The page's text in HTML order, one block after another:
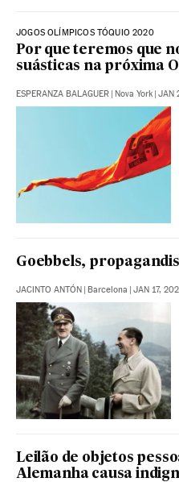
JOGOS OLÍMPICOS TÓQUIO 2020
Por que teremos que
suásticas na próxima
ESPERANZA BALAGUER | Nova York | JAN
Goebbels,
JACINTO ANTÓN | Barcelona | JAN 17,
Leilão de objetos
Alemanha causa